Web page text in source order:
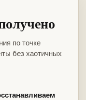
по точке
без хаотичных